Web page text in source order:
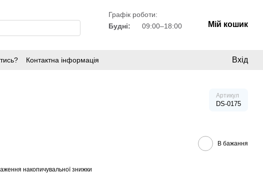
Графік роботи:
Будні:
09:00–18:00 Мій кошик
Контактна інформація Вхід
Артикул
DS-0175
В бажання
накопичувальної знижки